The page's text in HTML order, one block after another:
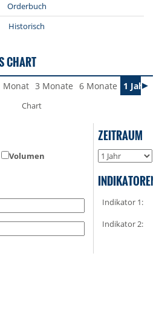
Orderbuch
Historisch
CHART
Monat 3 Monate 6 Monate 1 Jahr
Volumen
ZEITRAUM
INDIKATOREN
Indikator 1:
Indikator 2: